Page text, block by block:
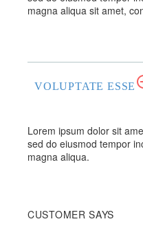
magna aliqua sit amet,
VOLUPTATE ESSE
Lorem ipsum dolor sit
sed do eiusmod tempor
magna aliqua.
CUSTOMER SAYS